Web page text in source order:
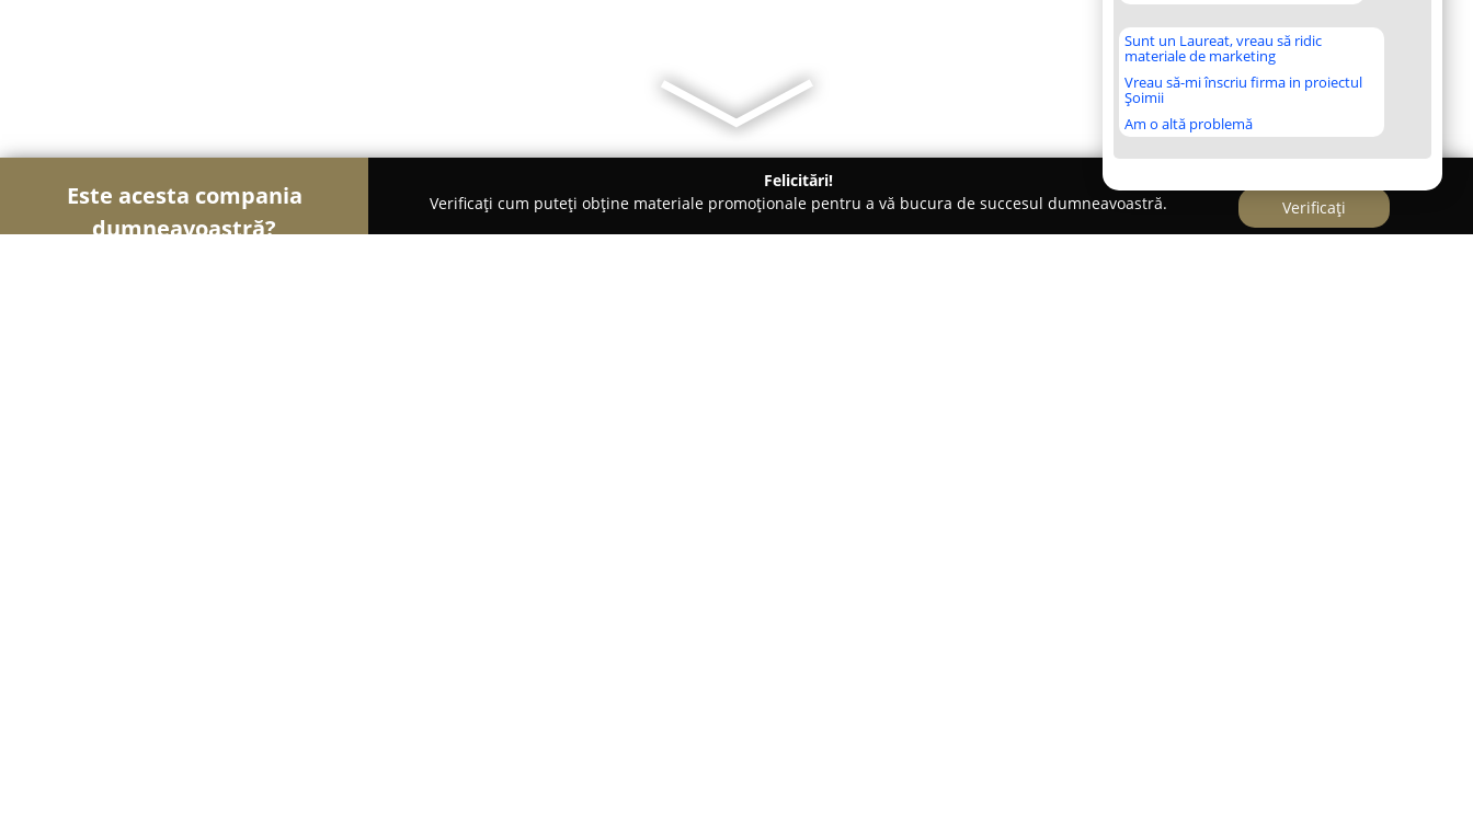
Sunt un Laureat, vreau să ridic
materiale de marketing
Vreau să-mi înscriu firma in proiectul
Șoimii
Am o altă problemă
Este acesta compania
dumneavoastră?
Felicitări!
Verificați cum puteți obține materiale promoționale pentru a vă bucura de succesul dumneavoastră.
Verificați